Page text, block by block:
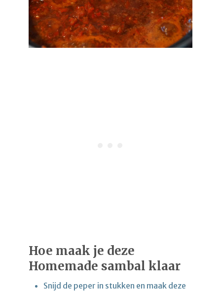
Hoe maak je deze
Homemade sambal klaar
Snijd de peper in stukken en maak deze